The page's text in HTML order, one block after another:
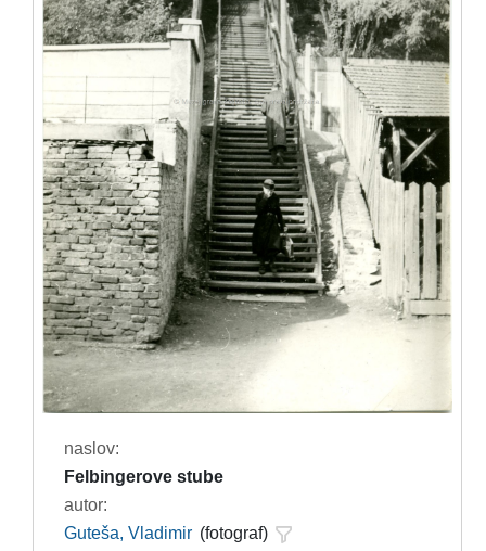
naslov:
Felbingerove stube
autor:
Guteša, Vladimir (fotograf)